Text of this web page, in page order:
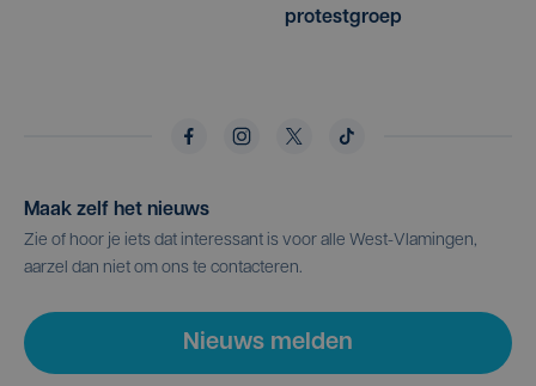
protestgroep
Maak zelf het nieuws
Zie of hoor je iets dat interessant is voor alle West-Vlamingen,
aarzel dan niet om ons te contacteren.
Nieuws melden